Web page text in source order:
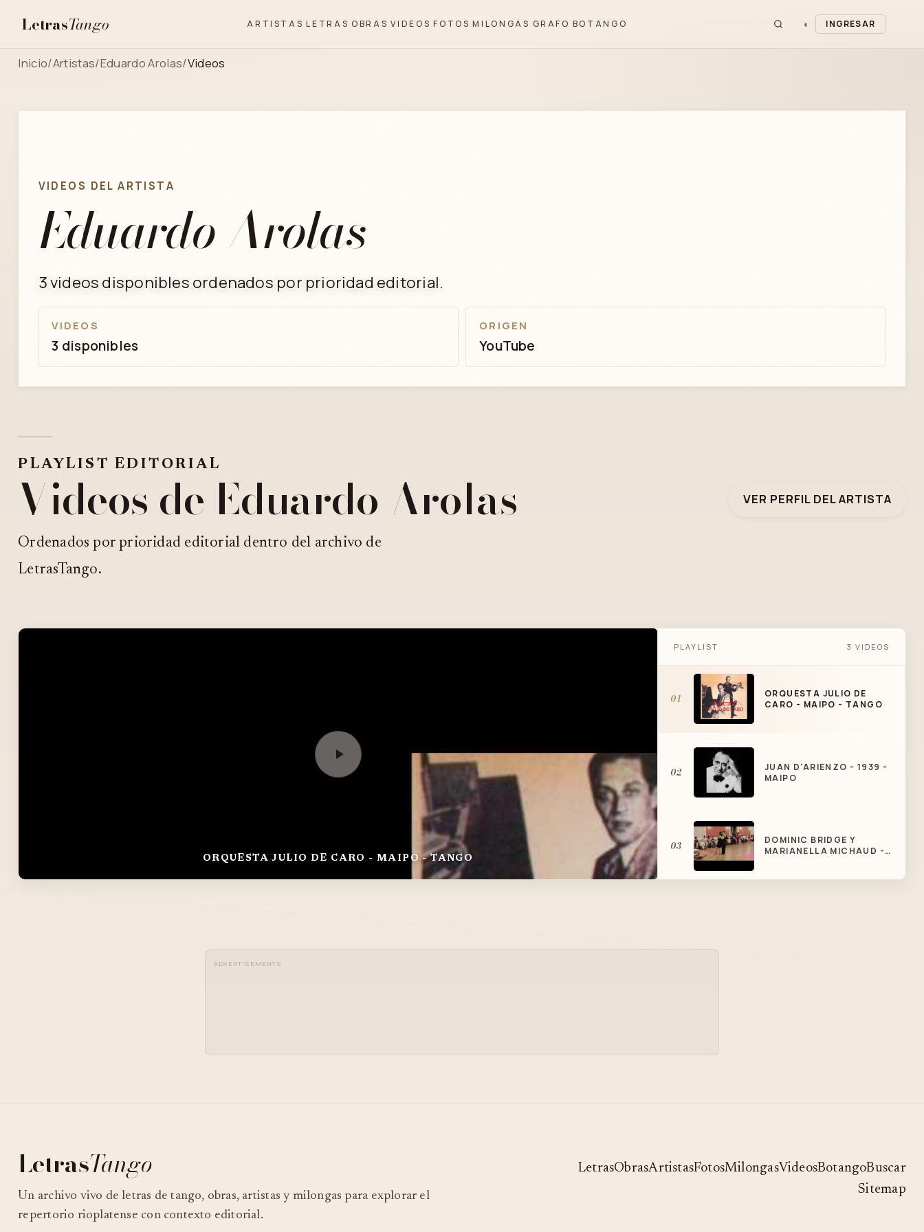
LetrasTango ARTISTAS LETRAS OBRAS VIDEOS FOTOS MILONGAS GRAFO BOTANGO ◐ INGRESAR
Inicio/Artistas/Eduardo Arolas/Videos
VIDEOS DEL ARTISTA
Eduardo Arolas
3 videos disponibles ordenados por prioridad editorial.
VIDEOS
3 disponibles
ORIGEN
YouTube
PLAYLIST EDITORIAL
Videos de Eduardo Arolas VER PERFIL DEL ARTISTA
Ordenados por prioridad editorial dentro del archivo de
LetrasTango.
ORQUESTA JULIO DE CARO - MAIPO - TANGO
PLAYLIST 3 VIDEOS
01
ORQUESTA JULIO DE
CARO - MAIPO - TANGO
02
JUAN D'ARIENZO - 1939 -
MAIPO
03
DOMINIC BRIDGE Y
MARIANELLA MICHAUD -
ADVERTISEMENTS
LetrasTango
Un archivo vivo de letras de tango, obras, artistas y milongas para explorar el
repertorio rioplatense con contexto editorial.
LetrasObrasArtistasFotosMilongasVideosBotangoBuscar
Sitemap